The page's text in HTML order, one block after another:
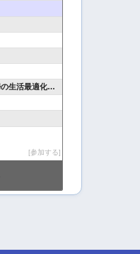
活最適化日記
参加する